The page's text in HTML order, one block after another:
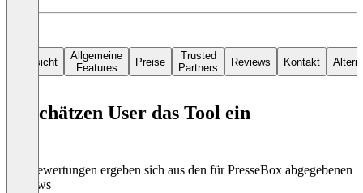
Übersicht
Allgemeine
Features
Preise
Trusted
Partners
Reviews Kontakt
So schätzen User das Tool ein
Die Bewertungen ergeben sich aus den für PresseBox abgegebenen
Reviews